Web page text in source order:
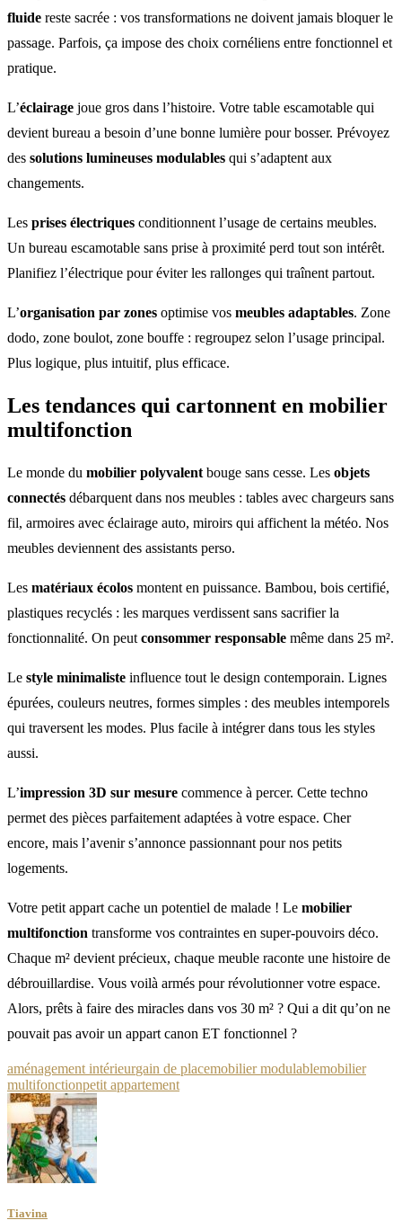
fluide reste sacrée : vos transformations ne doivent jamais bloquer le
passage. Parfois, ça impose des choix cornéliens entre fonctionnel et
pratique.
L’éclairage joue gros dans l’histoire. Votre table escamotable qui
devient bureau a besoin d’une bonne lumière pour bosser. Prévoyez
des solutions lumineuses modulables qui s’adaptent aux
changements.
Les prises électriques conditionnent l’usage de certains meubles.
Un bureau escamotable sans prise à proximité perd tout son intérêt.
Planifiez l’électrique pour éviter les rallonges qui traînent partout.
L’organisation par zones optimise vos meubles adaptables. Zone
dodo, zone boulot, zone bouffe : regroupez selon l’usage principal.
Plus logique, plus intuitif, plus efficace.
Les tendances qui cartonnent en mobilier
multifonction
Le monde du mobilier polyvalent bouge sans cesse. Les objets
connectés débarquent dans nos meubles : tables avec chargeurs sans
fil, armoires avec éclairage auto, miroirs qui affichent la météo. Nos
meubles deviennent des assistants perso.
Les matériaux écolos montent en puissance. Bambou, bois certifié,
plastiques recyclés : les marques verdissent sans sacrifier la
fonctionnalité. On peut consommer responsable même dans 25 m².
Le style minimaliste influence tout le design contemporain. Lignes
épurées, couleurs neutres, formes simples : des meubles intemporels
qui traversent les modes. Plus facile à intégrer dans tous les styles
aussi.
L’impression 3D sur mesure commence à percer. Cette techno
permet des pièces parfaitement adaptées à votre espace. Cher
encore, mais l’avenir s’annonce passionnant pour nos petits
logements.
Votre petit appart cache un potentiel de malade ! Le mobilier
multifonction transforme vos contraintes en super-pouvoirs déco.
Chaque m² devient précieux, chaque meuble raconte une histoire de
débrouillardise. Vous voilà armés pour révolutionner votre espace.
Alors, prêts à faire des miracles dans vos 30 m² ? Qui a dit qu’on ne
pouvait pas avoir un appart canon ET fonctionnel ?
aménagement intérieurgain de placemobilier modulablemobilier
multifonctionpetit appartement
Tiavina